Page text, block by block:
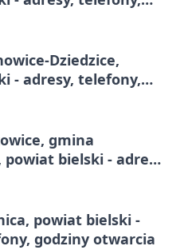
Dziedzice,
- adresy, telefony,
gmina
bielski - adresy,
powiat bielski -
godziny otwarcia